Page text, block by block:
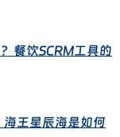
餐饮SCRM工具的
王星辰海是如何